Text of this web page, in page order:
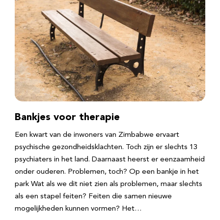
Bankjes voor therapie
Een kwart van de inwoners van Zimbabwe ervaart
psychische gezondheidsklachten. Toch zijn er slechts 13
psychiaters in het land. Daarnaast heerst er eenzaamheid
onder ouderen. Problemen, toch? Op een bankje in het
park Wat als we dit niet zien als problemen, maar slechts
als een stapel feiten? Feiten die samen nieuwe
mogelijkheden kunnen vormen? Het…